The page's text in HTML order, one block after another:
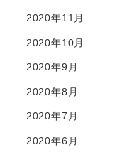
2020年11月
2020年10月
2020年9月
2020年8月
2020年7月
2020年6月